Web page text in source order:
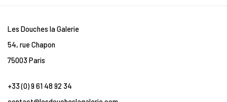
Les Douches la Galerie
54, rue Chapon
75003 Paris
+33 (0) 9 61 48 92 34